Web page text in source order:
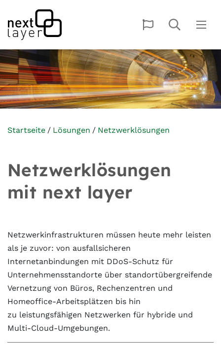
Startseite Lösungen Netzwerklösungen
Netzwerklösungen
mit next layer
Netzwerkinfrastrukturen müssen heute mehr leisten
als je zuvor: von ausfallsicheren
Internetanbindungen mit DDoS-Schutz für
Unternehmensstandorte über standortübergreifende
Vernetzung von Büros, Rechenzentren und
Homeoffice-Arbeitsplätzen bis hin
zu leistungsfähigen Netzwerken für hybride und
Multi-Cloud-Umgebungen.